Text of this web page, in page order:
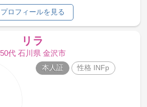
プロフィールを見る
リラ
50代 石川県 金沢市
本人証 性格 INFp